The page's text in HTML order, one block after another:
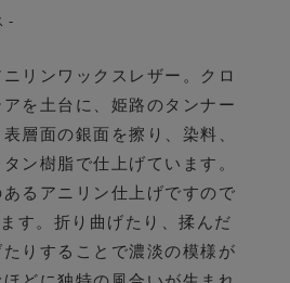
-
ニリンワックスレザー。クロ
を土台に、姫路のタンナー
層面の銀面を擦り、染料、
ン樹脂で仕上げています。
るアニリン仕上げですので
す。折り曲げたり、揉んだ
りすることで濃淡の模様が